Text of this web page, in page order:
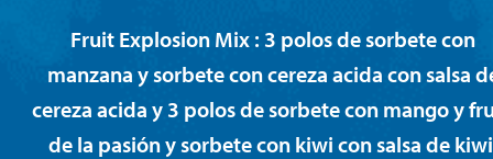
Fruit Explosion Mix : 3 polos de sorbete con
manzana y sorbete con cereza acida con salsa
cereza acida y 3 polos de sorbete con mango y
de la pasión y sorbete con kiwi con salsa de